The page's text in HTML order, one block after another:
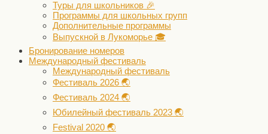
Туры для школьников 🎉
Программы для школьных групп
Дополнительные программы
Выпускной в Лукоморье 🎓
Бронирование номеров
Международный фестиваль
Международный фестиваль
Фестиваль 2026 🌏
Фестиваль 2024 🌏
Юбилейный фестиваль 2023 🌏
Festival 2020 🌏